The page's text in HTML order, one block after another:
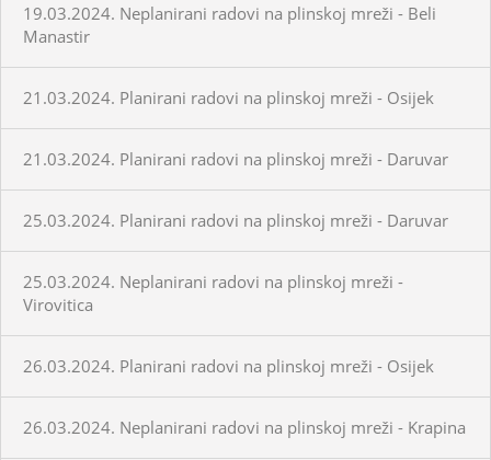
19.03.2024. Neplanirani radovi na plinskoj mreži - Beli
Manastir
21.03.2024. Planirani radovi na plinskoj mreži - Osijek
21.03.2024. Planirani radovi na plinskoj mreži - Daruvar
25.03.2024. Planirani radovi na plinskoj mreži - Daruvar
25.03.2024. Neplanirani radovi na plinskoj mreži -
Virovitica
26.03.2024. Planirani radovi na plinskoj mreži - Osijek
26.03.2024. Neplanirani radovi na plinskoj mreži - Krapina